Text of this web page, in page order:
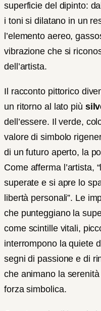
superficie del dipinto:
i toni si dilatano in un
l’elemento aereo,
vibrazione che si
dell’artista.
Il racconto pittorico
un ritorno al lato più
dell’essere. Il verde,
valore di simbolo
di un futuro aperto, la
Come afferma l’artista,
superate e si apre lo
libertà personali”. Le
che punteggiano la
come scintille vitali,
interrompono la quiete
segni di passione e di
che animano la
forza simbolica.